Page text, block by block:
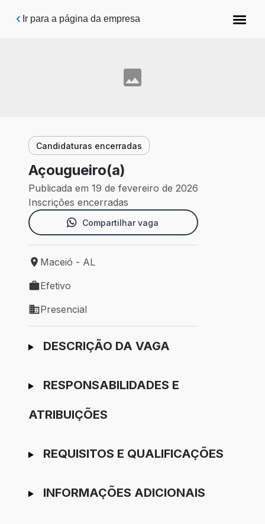
Pular para o conteúdo principal
Ir para a página da empresa
Candidaturas encerradas
Açougueiro(a)
Publicada em 19 de fevereiro de 2026
Inscrições encerradas
Compartilhar vaga
Local de trabalho: Maceió - AL
Maceió - AL
Tipo de vaga: Efetivo
Efetivo
Modelo de trabalho: Presencial
Presencial
Ir para candidatura
DESCRIÇÃO DA VAGA
RESPONSABILIDADES E
ATRIBUIÇÕES
REQUISITOS E QUALIFICAÇÕES
INFORMAÇÕES ADICIONAIS